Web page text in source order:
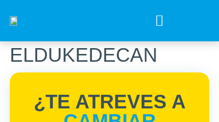
ELDUKEDECAN
¿TE ATREVES A